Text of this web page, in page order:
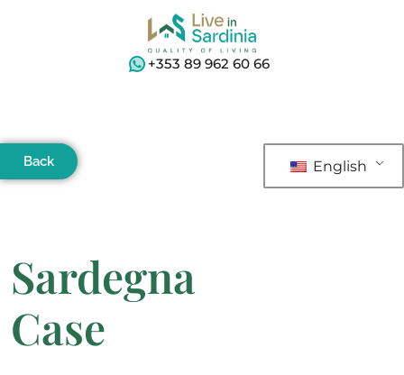
+353 89 962 60 66
Back English
Sardegna
Case